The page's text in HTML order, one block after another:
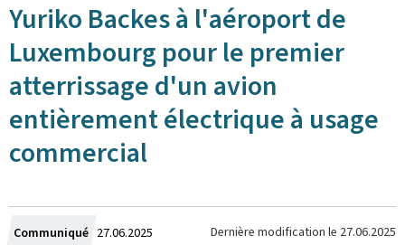
Yuriko Backes à l'aéroport de
Luxembourg pour le premier
atterrissage d'un avion
entièrement électrique à usage
commercial
Communiqué Crée
27.06.2025 Dernière modification le 27.06.2025